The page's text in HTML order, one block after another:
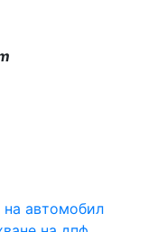
на автомобил